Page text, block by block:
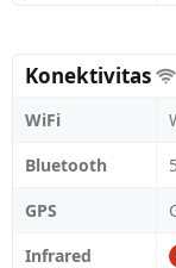
Konektivitas
WiFi
Bluetooth
GPS
Infrared